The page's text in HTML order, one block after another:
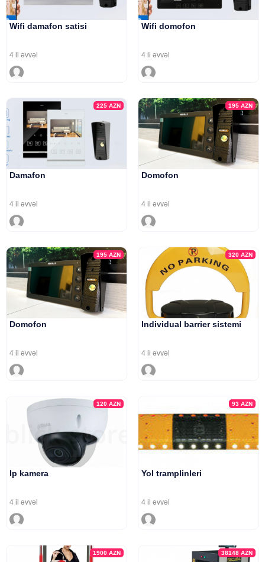
Wifi damafon satisi
4 il əvvəl
Wifi domofon
4 il əvvəl
225AZN
Damafon
4 il əvvəl
195 AZN
Domofon
4 il əvvəl
195AZN
Domofon
4 il əvvəl
320 AZN
Individual barrier sistemi
4 il əvvəl
120AZN
Ip kamera
4 il əvvəl
93 AZN
Yol tramplinleri
4 il əvvəl
1900AZN 38148 AZN